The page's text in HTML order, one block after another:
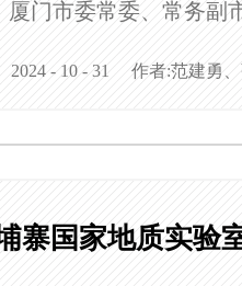
厦门市委常委、常务副
2024 - 10 - 31 作者:范建勇
寨国家地质实验